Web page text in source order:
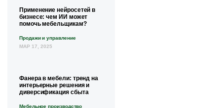
Применение нейросетей в
бизнесе: чем ИИ может
помочь мебельщикам?
Продажи и управление
МАР 17, 2025
Фанера в мебели: тренд на
интерьерные решения и
диверсификация сбыта
Мебельное производство